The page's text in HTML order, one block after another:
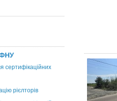
сертифікаційних
рієлторів